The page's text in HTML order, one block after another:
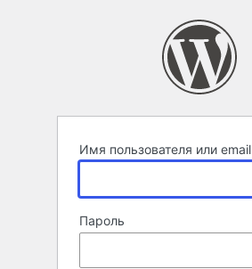
Имя пользователя или email
Пароль